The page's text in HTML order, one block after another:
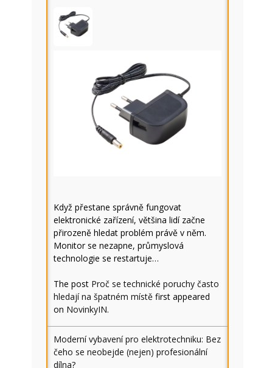
Když přestane správně fungovat
elektronické zařízení, většina lidí začne
přirozeně hledat problém právě v něm.
Monitor se nezapne, průmyslová
technologie se restartuje…
The post Proč se technické poruchy často
hledají na špatném místě first appeared
on NovinkyIN.
Moderní vybavení pro elektrotechniku: Bez
čeho se neobejde (nejen) profesionální
dílna?